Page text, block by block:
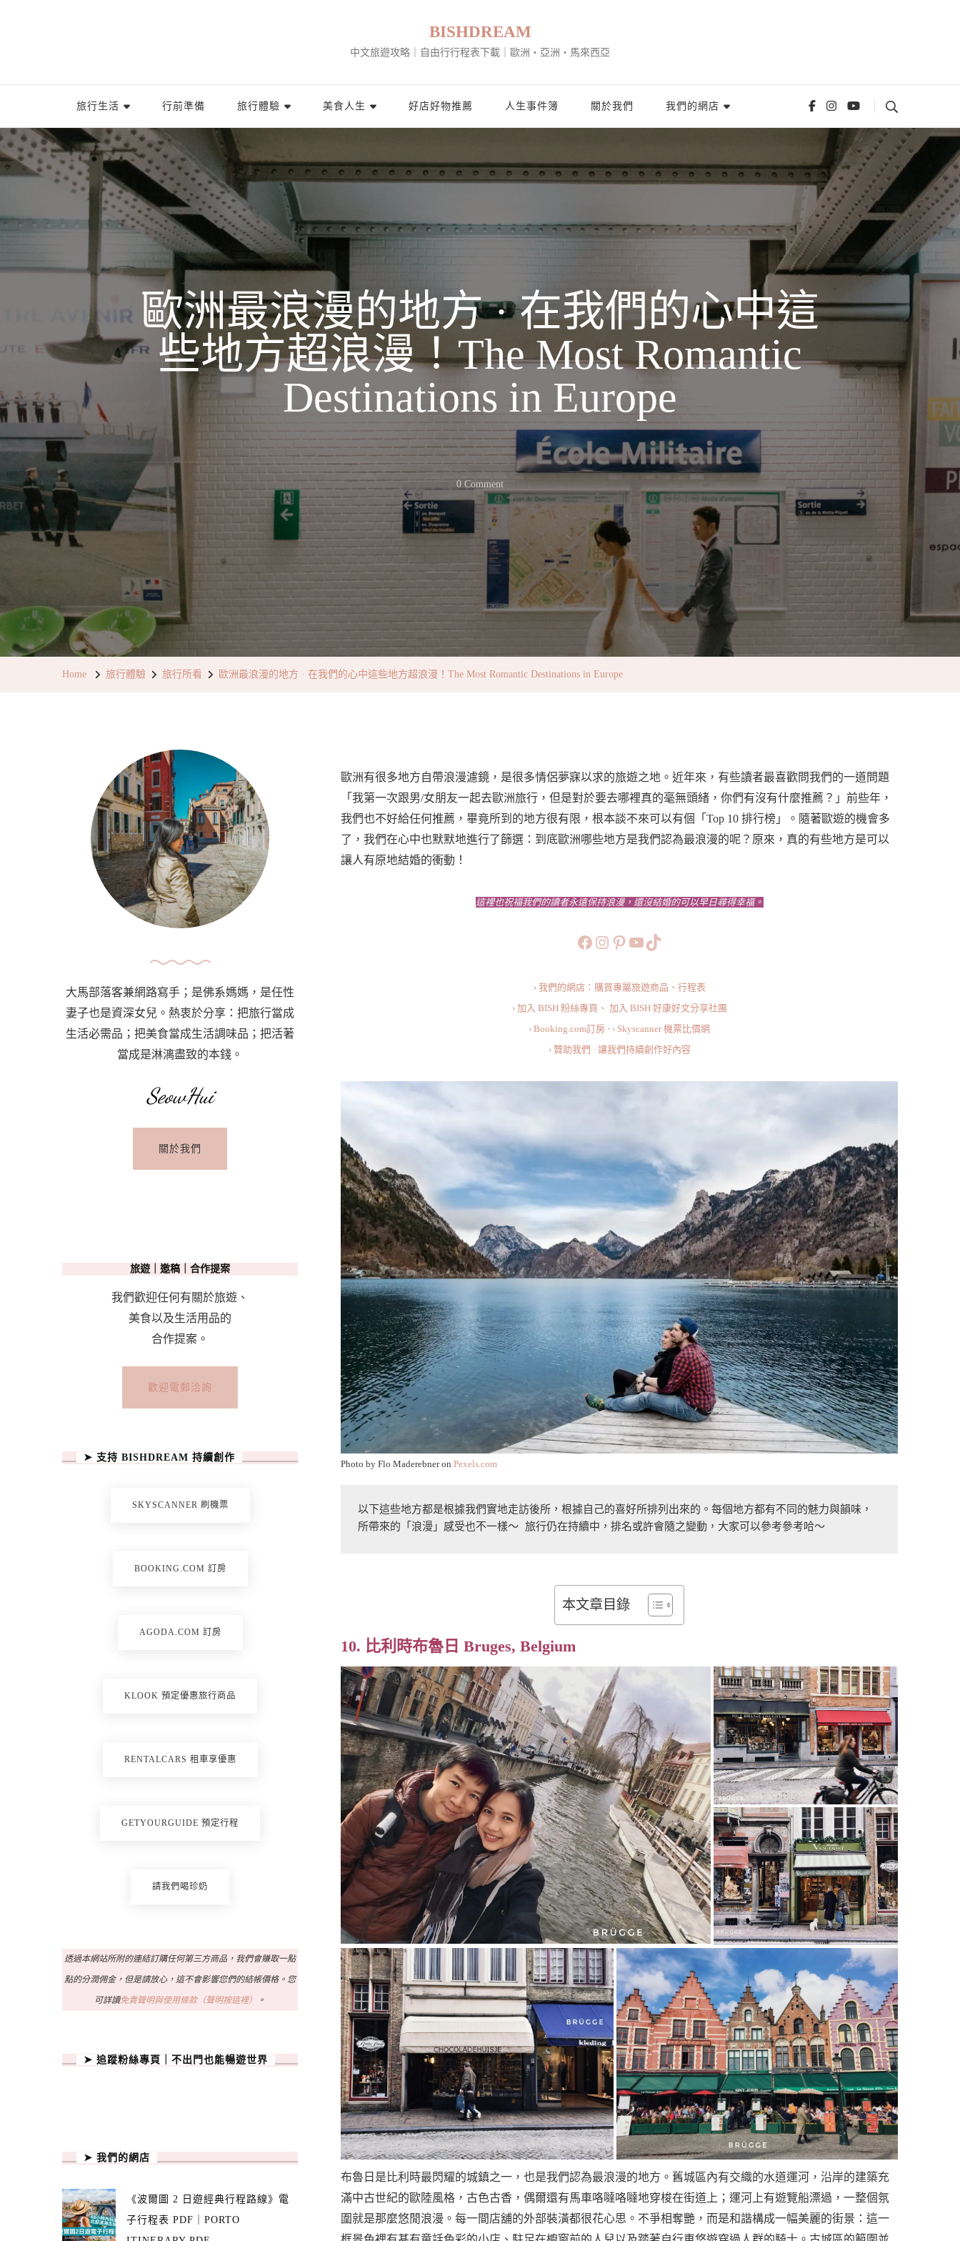
BISHDREAM
中文旅遊攻略｜自由行行程表下載｜歐洲・亞洲・馬來西亞
旅行生活 行前準備 旅行體驗 美食人生 好店好物推薦 人生事件簿 關於我們 我們的網店
歐洲最浪漫的地方 · 在我們的心中這
些地方超浪漫！The Most Romantic
Destinations in Europe
0 CommentOn
歐
的
·
心
中
這
些
超
Romantic
Home 旅行體驗 旅行所看 歐洲最浪漫的地方 · 在我們的心中這些地方超浪漫！The Most Romantic Destinations in Europe
歐洲有很多地方自帶浪漫濾鏡，是很多情侶夢寐以求的旅遊之地。近年來，有些讀者最喜歡問我們的一道問題
「我第一次跟男/女朋友一起去歐洲旅行，但是對於要去哪裡真的毫無頭緒，你們有沒有什麼推薦？」前些年，
我們也不好給任何推薦，畢竟所到的地方很有限，根本談不來可以有個「Top 10 排行榜」。隨著歐遊的機會多
了，我們在心中也默默地進行了篩選：到底歐洲哪些地方是我們認為最浪漫的呢？原來，真的有些地方是可以
讓人有原地結婚的衝動！
這裡也祝福我們的讀者永遠保持浪漫，還沒結婚的可以早日尋得幸福。
https://www.facebook.com/bishdream
https://www.instagram.com/bishdream/
https://www.pinterest.com/BISHDREAM/
旅行美食小短片TikTok
› 我們的網店：購買專屬旅遊商品、行程表
› 加入 BISH 粉絲專頁、 加入 BISH 好康好文分享社團
› Booking.com訂房 · › Skyscanner 機票比價網
› 贊助我們 · 讓我們持續創作好內容
Photo by Flo Maderebner on Pexels.com
以下這些地方都是根據我們實地走訪後所，根據自己的喜好所排列出來的。每個地方都有不同的魅力與韻味，
所帶來的「浪漫」感受也不一樣～ 旅行仍在持續中，排名或許會隨之變動，大家可以參考參考哈～
本文章目錄
10. 比利時布魯日 Bruges, Belgium
布魯日是比利時最閃耀的城鎮之一，也是我們認為最浪漫的地方。舊城區內有交織的水道運河，沿岸的建築充
滿中古世紀的歐陸風格，古色古香，偶爾還有馬車咯噠咯噠地穿梭在街道上；運河上有遊覽船漂過，一整個氛
圍就是那麼悠閒浪漫。每一間店舖的外部裝潢都很花心思。不爭相奪艷，而是和諧構成一幅美麗的街景：這一
大馬部落客兼網路寫手；是佛系媽媽，是任性
妻子也是資深女兒。熱衷於分享：把旅行當成
生活必需品；把美食當成生活調味品；把活著
當成是淋漓盡致的本錢。
SeowHui
關於我們
旅遊｜邀稿｜合作提案
我們歡迎任何有關於旅遊、
美食以及生活用品的
合作提案。
歡迎電郵洽詢
➤ 支持 BISHDREAM 持續創作
SKYSCANNER 刷機票
BOOKING.COM 訂房
AGODA.COM 訂房
KLOOK 預定優惠旅行商品
RENTALCARS 租車享優惠
GETYOURGUIDE 預定行程
請我們喝珍奶
透過本網站所附的連結訂購任何第三方商品，我們會賺取一點
點的分潤佣金，但是請放心，這不會影響您們的結帳價格。您
可詳讀免責聲明與使用條款（聲明按這裡） 。
➤ 追蹤粉絲專頁｜不出門也能暢遊世界
➤ 我們的網店
《波爾圖 2 日遊經典行程路線》電
子行程表 PDF｜PORTO